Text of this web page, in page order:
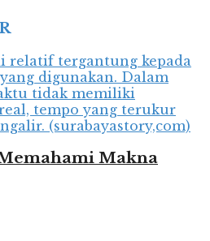
Makna